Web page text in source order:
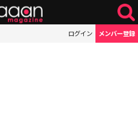
ログイン メンバー登録